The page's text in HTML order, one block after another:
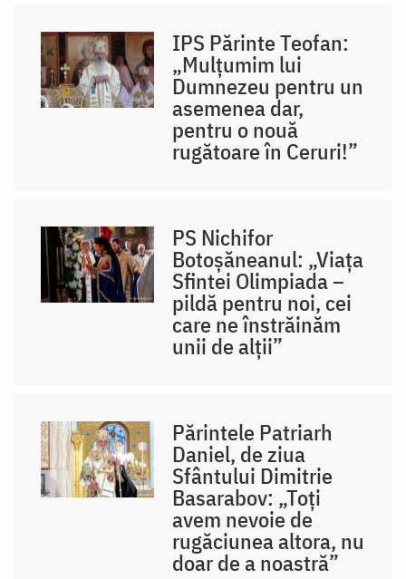
IPS Părinte Teofan:
„Mulțumim lui
Dumnezeu pentru un
asemenea dar,
pentru o nouă
rugătoare în Ceruri!”
PS Nichifor
Botoșăneanul: „Viața
Sfintei Olimpiada –
pildă pentru noi, cei
care ne înstrăinăm
unii de alții”
Părintele Patriarh
Daniel, de ziua
Sfântului Dimitrie
Basarabov: „Toți
avem nevoie de
rugăciunea altora, nu
doar de a noastră”